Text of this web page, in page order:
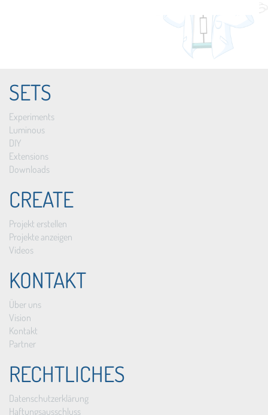
SETS
Experiments
Luminous
DIY
Extensions
Downloads
CREATE
Projekt erstellen
Projekte anzeigen
Videos
KONTAKT
Über uns
Vision
Kontakt
Partner
RECHTLICHES
Datenschutzerklärung
Haftungsausschluss